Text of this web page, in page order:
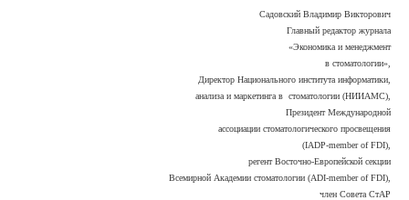
Садовский Владимир Викторович
Главный редактор журнала
«Экономика и менеджмент
в стоматологии»,
Директор Национального института информатики,
анализа и маркетинга в стоматологии (НИИАМС),
Президент Международной
ассоциации стоматологического просвещения
(IADP-member of FDI),
регент Восточно-Европейской секции
Всемирной Академии стоматологии (ADI-member of FDI),
член Совета СтАР